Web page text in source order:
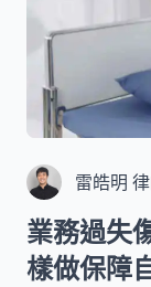
雷皓明
業務過失
樣做保障